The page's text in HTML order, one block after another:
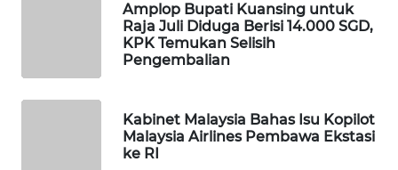
Amplop Bupati Kuansing untuk
Raja Juli Diduga Berisi 14.000 SGD,
KPK Temukan Selisih
Pengembalian
Kabinet Malaysia Bahas Isu Kopilot
Malaysia Airlines Pembawa Ekstasi
ke RI
WAHANA
SELEB